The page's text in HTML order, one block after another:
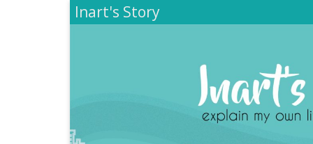
Inart's Story